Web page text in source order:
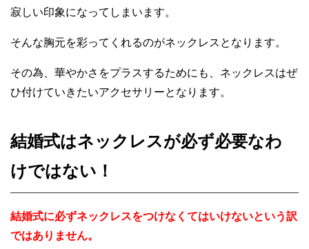
寂しい印象になってしまいます。
そんな胸元を彩ってくれるのがネックレスとなります。
その為、華やかさをプラスするためにも、ネックレスはぜ
ひ付けていきたいアクセサリーとなります。
結婚式はネックレスが必ず必要なわ
けではない！
結婚式に必ずネックレスをつけなくてはいけないという訳
ではありません。